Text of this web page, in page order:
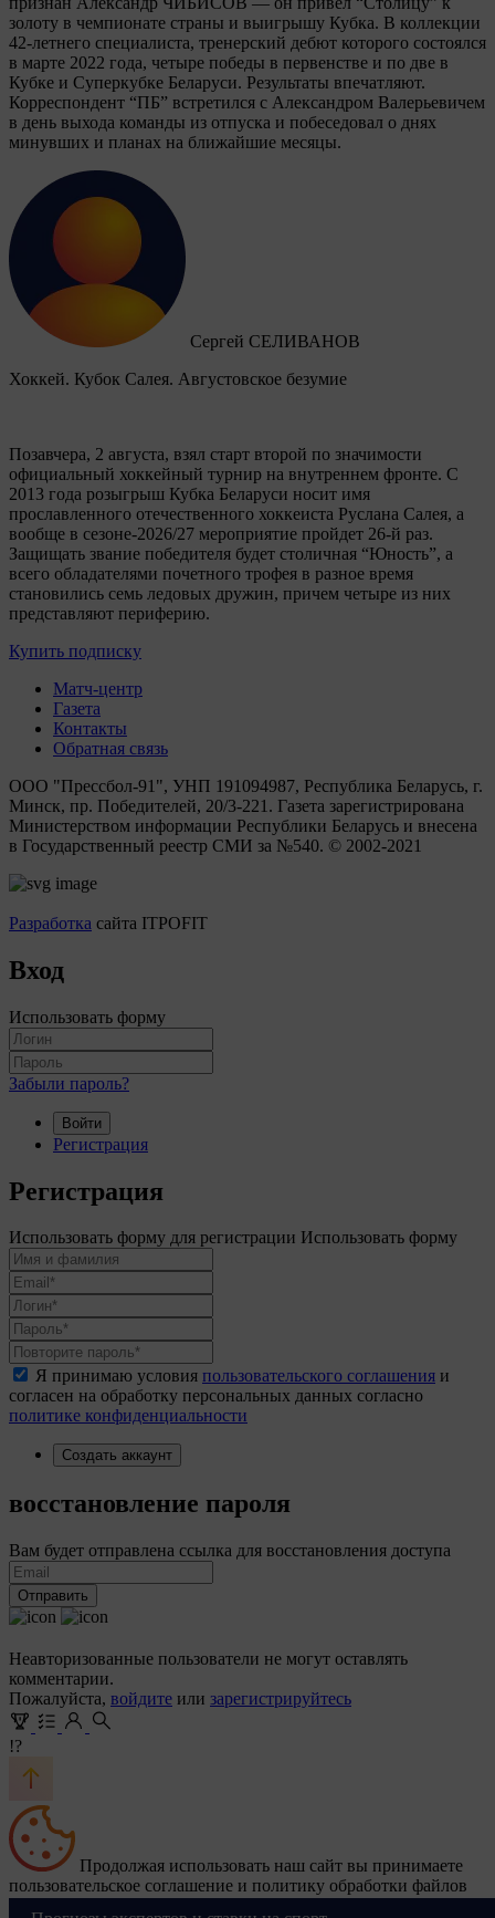
золоту в чемпионате страны и выигрышу Кубка. В коллекции
42-летнего специалиста, тренерский дебют которого состоялся
в марте 2022 года, четыре победы в первенстве и по две в
Кубке и Суперкубке Беларуси. Результаты впечатляют.
Корреспондент “ПБ” встретился с Александром Валерьевичем
в день выхода команды из отпуска и побеседовал о днях
минувших и планах на ближайшие месяцы.
Сергей СЕЛИВАНОВ
Хоккей. Кубок Салея. Августовское безумие
Позавчера, 2 августа, взял старт второй по значимости
официальный хоккейный турнир на внутреннем фронте. C
2013 года розыгрыш Кубка Беларуси носит имя
прославленного отечественного хоккеиста Руслана Салея, а
вообще в сезоне-2026/27 мероприятие пройдет 26-й раз.
Защищать звание победителя будет столичная “Юность”, а
всего обладателями почетного трофея в разное время
становились семь ледовых дружин, причем четыре из них
представляют периферию.
Купить подписку
Матч-центр
Газета
Контакты
Обратная связь
ООО "Прессбол-91", УНП 191094987, Республика Беларусь, г.
Минск, пр. Победителей, 20/3-221. Газета зарегистрирована
Министерством информации Республики Беларусь и внесена
в Государственный реестр СМИ за №540. © 2002-2021
Разработка сайта ITPOFIT
Вход
Использовать форму
Забыли пароль?
Войти
Регистрация
Регистрация
Использовать форму для регистрации Использовать форму
Я принимаю условия пользовательского соглашения и
согласен на обработку персональных данных согласно
политике конфиденциальности
Создать аккаунт
восстановление пароля
Вам будет отправлена ссылка для восстановления доступа
Отправить
Неавторизованные пользователи не могут оставлять
комментарии.
Пожалуйста, войдите или зарегистрируйтесь
!?
Продолжая использовать наш сайт вы принимаете
пользовательское соглашение и политику обработки файлов